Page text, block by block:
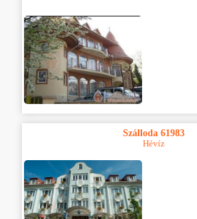
Szálloda 61983
Hévíz